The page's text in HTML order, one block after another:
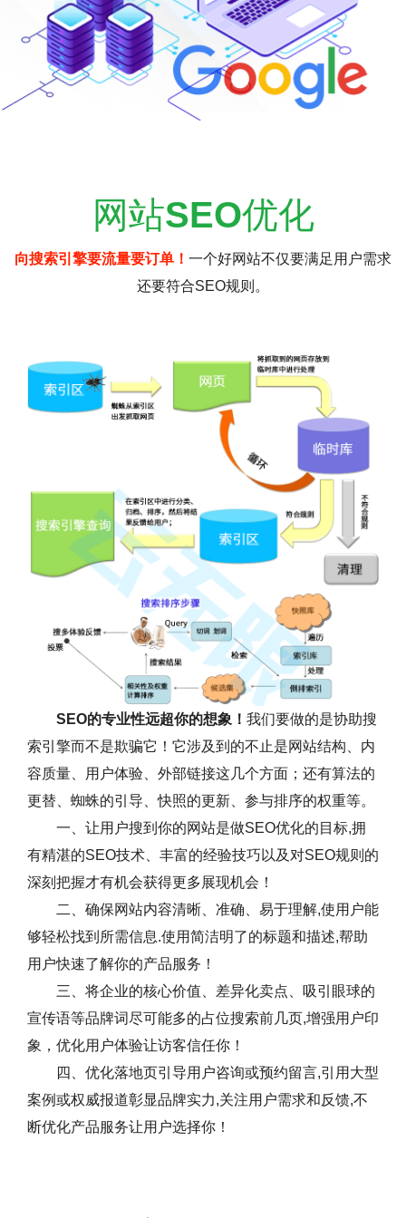
网站SEO优化
向搜索引擎要流量要订单！ 一个好网站不仅要满足用户需求
还要符合SEO规则。
SEO的专业性远超你的想象！ 我们要做的是协助搜
索引擎而不是欺骗它！它涉及到的不止是网站结构、内
容质量、用户体验、外部链接这几个方面；还有算法的
更替、蜘蛛的引导、快照的更新、参与排序的权重等。
一、让用户搜到你的网站是做SEO优化的目标,拥
有精湛的SEO技术、丰富的经验技巧以及对SEO规则的
深刻把握才有机会获得更多展现机会！
二、确保网站内容清晰、准确、易于理解,使用户能
够轻松找到所需信息.使用简洁明了的标题和描述,帮助
用户快速了解你的产品服务！
三、将企业的核心价值、差异化卖点、吸引眼球的
宣传语等品牌词尽可能多的占位搜索前几页,增强用户印
象，优化用户体验让访客信任你！
四、优化落地页引导用户咨询或预约留言,引用大型
案例或权威报道彰显品牌实力,关注用户需求和反馈,不
断优化产品服务让用户选择你！